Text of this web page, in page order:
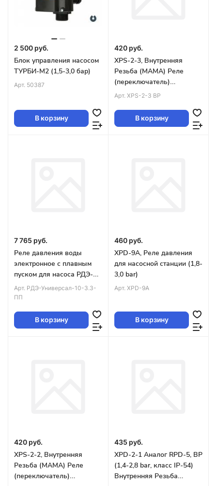
2 500 руб.
Блок управления насосом
ТУРБИ-М2 (1,5-3,0 бар)
Арт. 50387
В корзину
420 руб.
XPS-2-3, Внутренняя
Резьба (МАМА) Реле
(переключатель)
давления, (2,8-4,2 bar)
Арт. XPS-2-3 BP
В корзину
7 765 руб.
Реле давления воды
электронное с плавным
пуском для насоса РДЭ-
Универсал-10-3.3-ПП,
Акваконтроль
Арт. РДЭ-Универсал-10-3.3-
ПП
В корзину
460 руб.
XPD-9A, Реле давления
для насосной станции (1,8-
3,0 bar)
Арт. XPD-9A
В корзину
420 руб.
XPS-2-2, Внутренняя
Резьба (МАМА) Реле
(переключатель)
435 руб.
XPD-2-1 Аналог RPD-5, ВР
(1,4-2,8 bar, класс IP-54)
Внутренняя Резьба